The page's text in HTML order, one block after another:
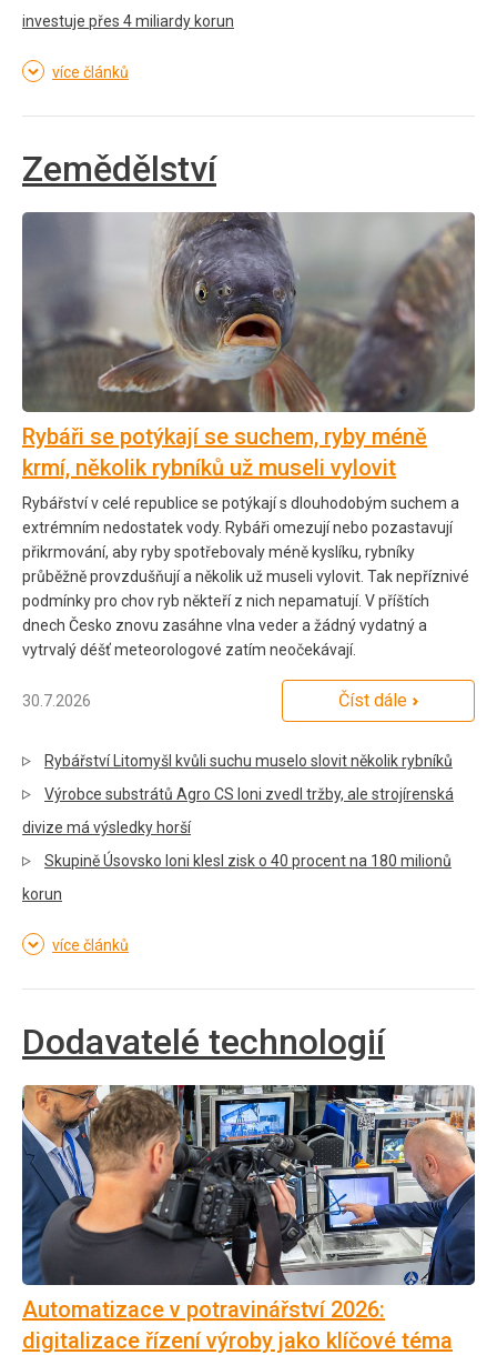
investuje přes 4 miliardy korun
více článků
Zemědělství
Rybáři se potýkají se suchem, ryby méně
krmí, několik rybníků už museli vylovit
Rybářství v celé republice se potýkají s dlouhodobým suchem a
extrémním nedostatek vody. Rybáři omezují nebo pozastavují
přikrmování, aby ryby spotřebovaly méně kyslíku, rybníky
průběžně provzdušňují a několik už museli vylovit. Tak nepříznivé
podmínky pro chov ryb někteří z nich nepamatují. V příštích
dnech Česko znovu zasáhne vlna veder a žádný vydatný a
vytrvalý déšť meteorologové zatím neočekávají.
30.7.2026 Číst dále
Rybářství Litomyšl kvůli suchu muselo slovit několik rybníků
Výrobce substrátů Agro CS loni zvedl tržby, ale strojírenská
divize má výsledky horší
Skupině Úsovsko loni klesl zisk o 40 procent na 180 milionů
korun
více článků
Dodavatelé technologií
Automatizace v potravinářství 2026:
digitalizace řízení výroby jako klíčové téma